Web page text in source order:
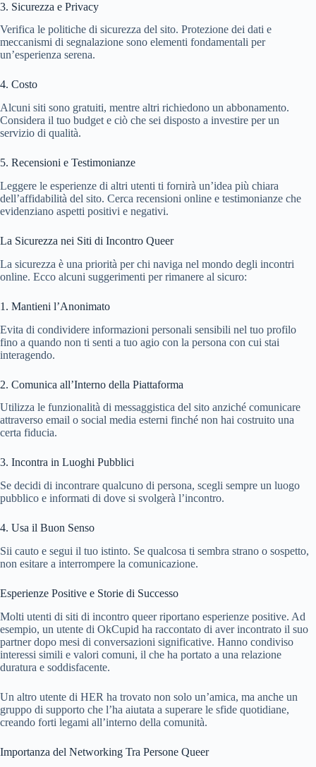
3. Sicurezza e Privacy
Verifica le politiche di sicurezza del sito. Protezione dei dati e
meccanismi di segnalazione sono elementi fondamentali per
un’esperienza serena.
4. Costo
Alcuni siti sono gratuiti, mentre altri richiedono un abbonamento.
Considera il tuo budget e ciò che sei disposto a investire per un
servizio di qualità.
5. Recensioni e Testimonianze
Leggere le esperienze di altri utenti ti fornirà un’idea più chiara
dell’affidabilità del sito. Cerca recensioni online e testimonianze che
evidenziano aspetti positivi e negativi.
La Sicurezza nei Siti di Incontro Queer
La sicurezza è una priorità per chi naviga nel mondo degli incontri
online. Ecco alcuni suggerimenti per rimanere al sicuro:
1. Mantieni l’Anonimato
Evita di condividere informazioni personali sensibili nel tuo profilo
fino a quando non ti senti a tuo agio con la persona con cui stai
interagendo.
2. Comunica all’Interno della Piattaforma
Utilizza le funzionalità di messaggistica del sito anziché comunicare
attraverso email o social media esterni finché non hai costruito una
certa fiducia.
3. Incontra in Luoghi Pubblici
Se decidi di incontrare qualcuno di persona, scegli sempre un luogo
pubblico e informati di dove si svolgerà l’incontro.
4. Usa il Buon Senso
Sii cauto e segui il tuo istinto. Se qualcosa ti sembra strano o sospetto,
non esitare a interrompere la comunicazione.
Esperienze Positive e Storie di Successo
Molti utenti di siti di incontro queer riportano esperienze positive. Ad
esempio, un utente di OkCupid ha raccontato di aver incontrato il suo
partner dopo mesi di conversazioni significative. Hanno condiviso
interessi simili e valori comuni, il che ha portato a una relazione
duratura e soddisfacente.
Un altro utente di HER ha trovato non solo un’amica, ma anche un
gruppo di supporto che l’ha aiutata a superare le sfide quotidiane,
creando forti legami all’interno della comunità.
Importanza del Networking Tra Persone Queer